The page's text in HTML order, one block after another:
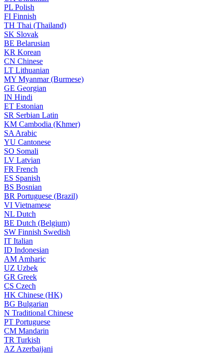
PL Polish
FI Finnish
TH Thai (Thailand)
SK Slovak
BE Belarusian
KR Korean
CN Chinese
LT Lithuanian
MY Myanmar (Burmese)
GE Georgian
IN Hindi
ET Estonian
SR Serbian Latin
KM Cambodia (Khmer)
SA Arabic
YU Cantonese
SO Somali
LV Latvian
FR French
ES Spanish
BS Bosnian
BR Portuguese (Brazil)
VI Vietnamese
NL Dutch
BE Dutch (Belgium)
SW Finnish Swedish
IT Italian
ID Indonesian
AM Amharic
UZ Uzbek
GR Greek
CS Czech
HK Chinese (HK)
BG Bulgarian
N Traditional Chinese
PT Portuguese
CM Mandarin
TR Turkish
AZ Azerbaijani